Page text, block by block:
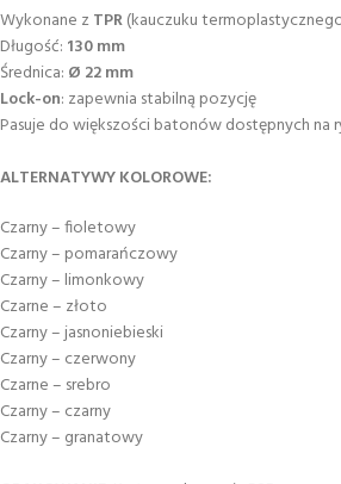
Wykonane zTPR(kauczuku
Długość: 130 mm
Średnica: Ø 22 mm
Lock-on: zapewnia stabilną pozycję
Pasuje do większości batonów dostępnych na
ALTERNATYWY KOLOROWE:
Czarny – fioletowy
Czarny – pomarańczowy
Czarny – limonkowy
Czarne – złoto
Czarny – jasnoniebieski
Czarny – czerwony
Czarne – srebro
Czarny – czarny
Czarny – granatowy